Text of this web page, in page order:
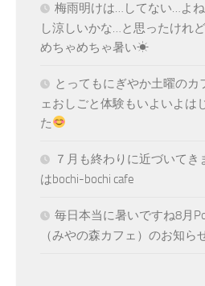
梅雨明けは…してない…よね
し涼しいかな…と思ったけれ
めちゃめちゃ暑い☀
とってもにぎやか土曜のカ
ェおしごと体験もいよいよは
た
７月も終わりに近づいてき
はbochi-bochi cafe
毎日本当に暑いですね8月
（みやの森カフェ）のお知ら